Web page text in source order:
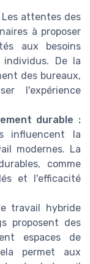
Les attentes des
à proposer
aux besoins
De la
des bureaux,
l'expérience
durable :
influencent la
modernes. La
comme
et l'efficacité
travail hybride
proposent des
espaces de
permet aux